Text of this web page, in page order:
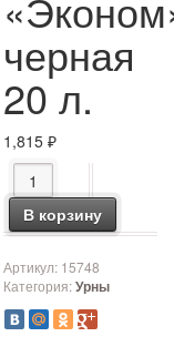
черная
20 л.
1,815₽
Количество товара
В корзину
Артикул: 15748
Категория:Урны